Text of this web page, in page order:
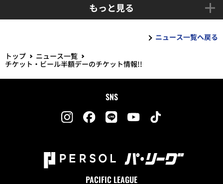
もっと見る
ニュース一覧へ戻る
トップ
ニュース一覧
チケット・ビール半額デーのチケット情報!!
SNS
PACIFIC LEAGUE